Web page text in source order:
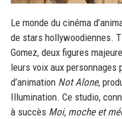
Le monde du cinéma
de stars hollywoodiennes.
Gomez, deux figures
leurs voix aux personnages
d’animation Not Alone,
Illumination. Ce studio,
à succès Moi, moche et